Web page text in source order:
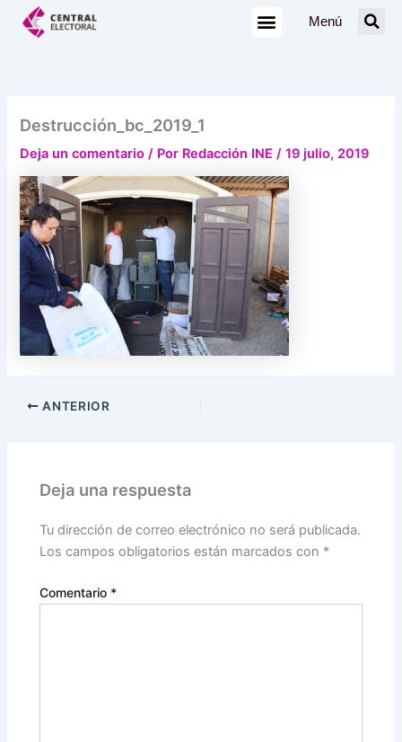
Menú
Destrucción_bc_2019_1
Deja un comentario / Por Redacción INE/19 julio, 2019
ANTERIOR
Deja una respuesta
Tu dirección de correo electrónico no será publicada.
Los campos obligatorios están marcados con *
Comentario *